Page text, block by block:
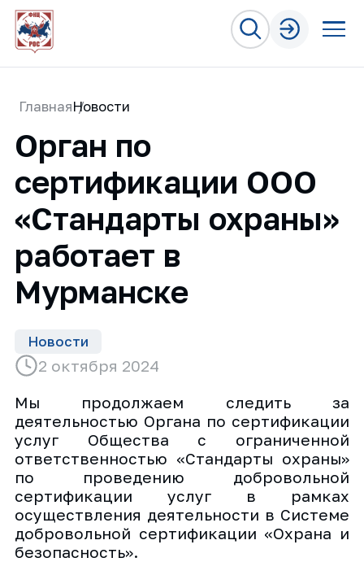
ГлавнаяНовости
Орган по
сертификации ООО
«Стандарты охраны»
работает в
Мурманске
2 октября 2024
Новости
Мы продолжаем следить за
деятельностью Органа по сертификации
услуг Общества с ограниченной
ответственностью «Стандарты охраны»
по проведению добровольной
сертификации услуг в рамках
осуществления деятельности в Системе
добровольной сертификации «Охрана и
безопасность».